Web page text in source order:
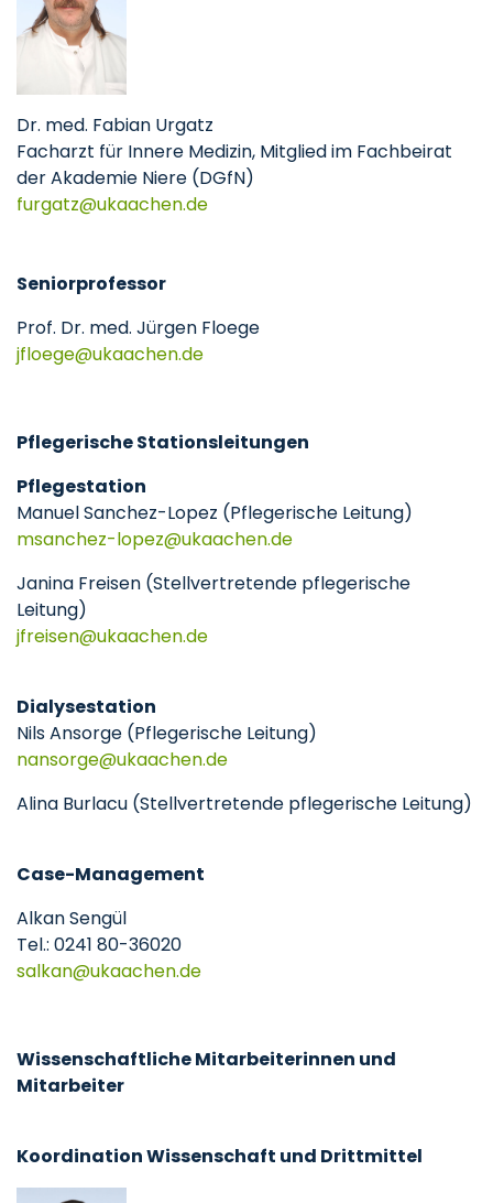
Dr. med. Fabian Urgatz
Facharzt für Innere Medizin, Mitglied im Fachbeirat
der Akademie Niere (DGfN)
furgatz@ukaachen.de
Seniorprofessor
Prof. Dr. med. Jürgen Floege
jfloege
ukaachende
Pflegerische Stationsleitungen
Pflegestation
Manuel Sanchez-Lopez (Pflegerische Leitung)
msanchez-lopez
ukaachende
Janina Freisen (Stellvertretende pflegerische
Leitung)
jfreisen
ukaachende
Dialysestation
Nils Ansorge (Pflegerische Leitung)
nansorge
ukaachende
Alina Burlacu (Stellvertretende pflegerische Leitung)
Case-Management
Alkan Sengül
Tel.: 0241 80-36020
salkan
ukaachende
Wissenschaftliche Mitarbeiterinnen und
Mitarbeiter
Koordination Wissenschaft und Drittmittel